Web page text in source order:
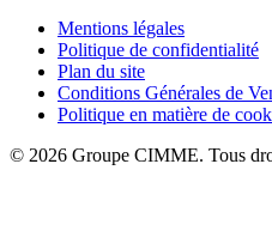
Mentions légales
Politique de confidentialité
Plan du site
Conditions Générales de
Politique en matière de
© 2026 Groupe CIMME. Tous